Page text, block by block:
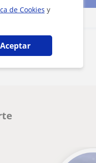
de Cookies y
Aceptar